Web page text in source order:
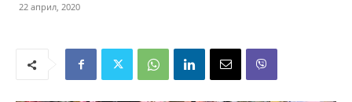
22 април, 2020